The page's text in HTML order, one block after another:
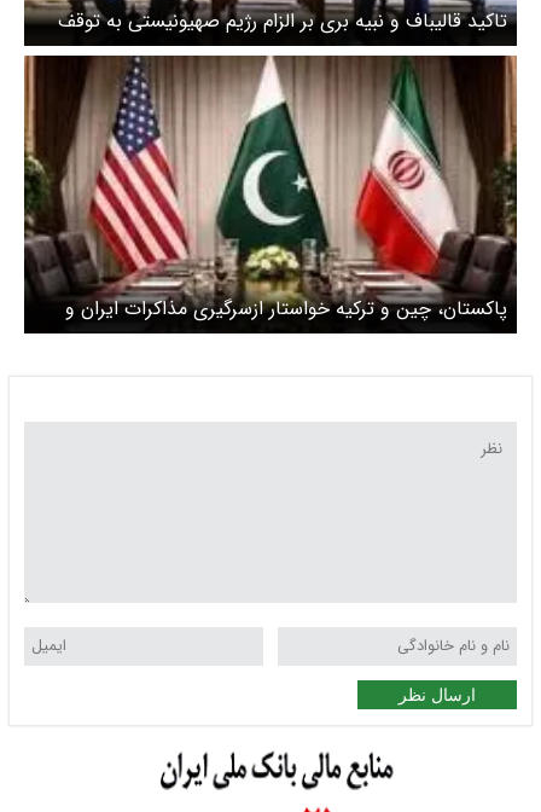
تاکید قالیباف و نبیه بری بر الزام رژیم صهیونیستی به توقف
حملات به لبنان
پاکستان، چین و ترکیه خواستار ازسرگیری مذاکرات ایران و
آمریکا شدند
ارسال نظر